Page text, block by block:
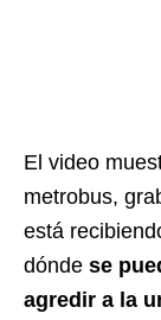
El video
metrobus,
está
dónde se
agredir a la